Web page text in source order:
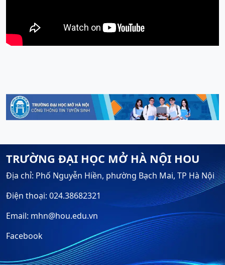
TRƯỜNG ĐẠI HỌC MỞ HÀ NỘI HOU
Địa chỉ: Phố Nguyễn Hiền, phường Bạch Mai, TP Hà Nội
Điện thoại: 024.38682321
Email: mhn@hou.edu.vn
Facebook